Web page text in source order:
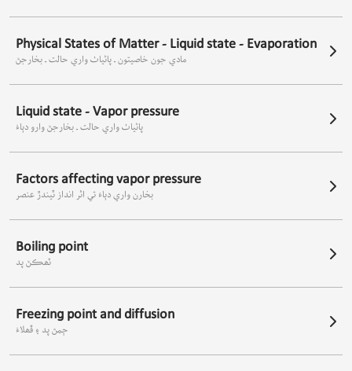
Physical States of Matter - Liquid state - Evaporation
مادي جون خاصيتون ـ پاڻياٺ واري حالت ـ بخارجڻ
Liquid state - Vapor pressure
پاڻياٺ واري حالت ـ بخارجڻ وارو دٻاءُ
Factors affecting vapor pressure
بخارن واري دٻاءَ تي اثر انداز ٿيندڙ عنصر
Boiling point
ٽھڪڻ پد
Freezing point and diffusion
ڄمڻ پد ۽ ڦھلاءُ